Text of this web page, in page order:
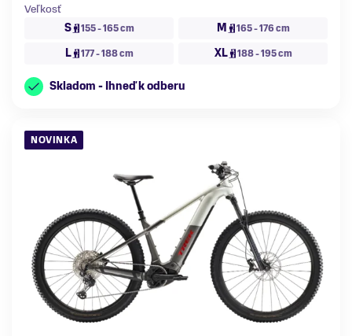
Veľkosť
S
155 - 165 cm M 165 - 176 cm
L 177 - 188 cm XL 188 - 195 cm
Skladom - Ihneď k odberu
NOVINKA